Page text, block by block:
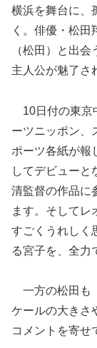
横浜を舞台に、
く。俳優・松田
（松田）と出
主人公が魅了さ
10日付の東京
ーツニッポン、
ポーツ各紙が報
してデビューと
清監督の作品に
ます。そしてレ
すごくうれしく
る宮子を、全力
一方の松田も
ケールの大きさ
コメントを寄せ